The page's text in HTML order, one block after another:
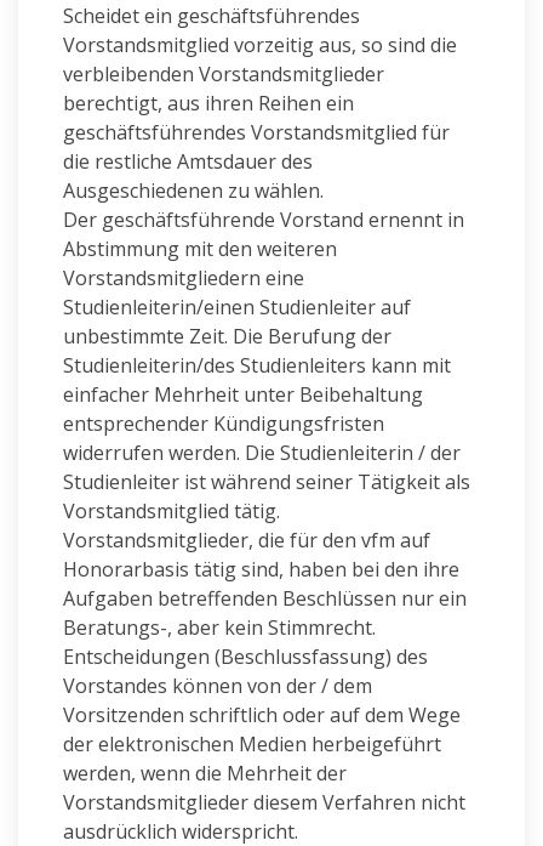
Scheidet ein geschäftsführendes
Vorstandsmitglied vorzeitig aus, so sind die
verbleibenden Vorstandsmitglieder
berechtigt, aus ihren Reihen ein
geschäftsführendes Vorstandsmitglied für
die restliche Amtsdauer des
Ausgeschiedenen zu wählen.
Der geschäftsführende Vorstand ernennt in
Abstimmung mit den weiteren
Vorstandsmitgliedern eine
Studienleiterin/einen Studienleiter auf
unbestimmte Zeit. Die Berufung der
Studienleiterin/des Studienleiters kann mit
einfacher Mehrheit unter Beibehaltung
entsprechender Kündigungsfristen
widerrufen werden. Die Studienleiterin / der
Studienleiter ist während seiner Tätigkeit als
Vorstandsmitglied tätig.
Vorstandsmitglieder, die für den vfm auf
Honorarbasis tätig sind, haben bei den ihre
Aufgaben betreffenden Beschlüssen nur ein
Beratungs-, aber kein Stimmrecht.
Entscheidungen (Beschlussfassung) des
Vorstandes können von der / dem
Vorsitzenden schriftlich oder auf dem Wege
der elektronischen Medien herbeigeführt
werden, wenn die Mehrheit der
Vorstandsmitglieder diesem Verfahren nicht
ausdrücklich widerspricht.